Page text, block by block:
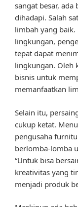
sangat besar,
dihadapi. Salah
limbah yang
lingkungan,
tepat dapat
lingkungan. Oleh
bisnis untuk
memanfaatkan
Selain itu,
cukup ketat.
pengusaha
berlomba-lomba
“Untuk bisa
kreativitas yang
menjadi produk